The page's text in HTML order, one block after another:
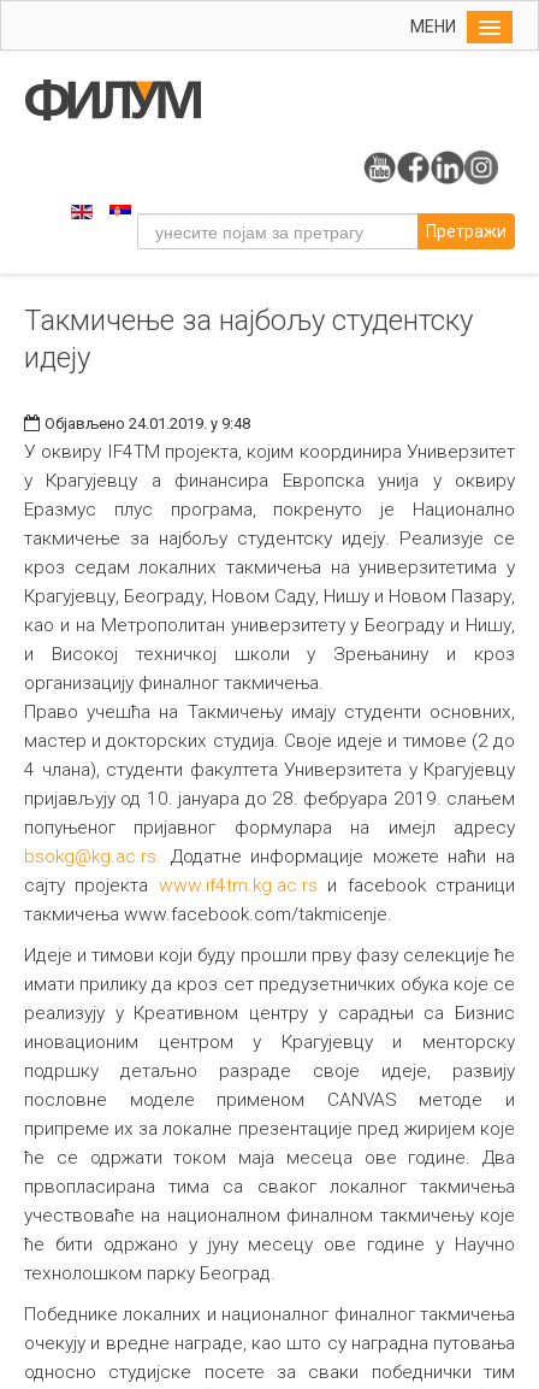
МЕНИ
Упис
Уметност
Музичка уметност
Примењена и ликовна уметност
Издаваштво
Библиотека
Међународна
Претражи
Такмичење за најбољу студентску
идеју
Објављено 24.01.2019. у 9:48
У оквиру IF4TM пројекта, којим координира Универзитет
у Крагујевцу а финансира Европска унија у оквиру
Еразмус плус програма, покренуто је Национално
такмичење за најбољу студентску идеју. Реализује се
кроз седам локалних такмичења на универзитетима у
Крагујевцу, Београду, Новом Саду, Нишу и Новом Пазару,
као и на Метрополитан универзитету у Београду и Нишу,
и Високој техничкој школи у Зрењанину и кроз
организацију финалног такмичења.
Право учешћа на Такмичењу имају студенти основних,
мастер и докторских студија. Своје идеје и тимове (2 до
4 члана), студенти факултета Универзитета у Крагујевцу
пријављују од 10. јануара до 28. фебруара 2019. слањем
попуњеног пријавног формулара на имејл адресу
bsokg@kg.ac.rs. Додатне информације можете наћи на
сајту пројекта www.if4tm.kg.ac.rs и facebook страници
такмичења www.facebook.com/takmicenje.
Идеје и тимови који буду прошли прву фазу селекције ће
имати прилику да кроз сет предузетничких обука које се
реализују у Креативном центру у сарадњи са Бизнис
иновационим центром у Крагујевцу и менторску
подршку детаљно разраде своје идеје, развију
пословне моделе применом CANVAS методе и
припреме их за локалне презентације пред жиријем које
ће се одржати током маја месеца ове године. Два
првопласирана тима са сваког локалног такмичења
учествоваће на националном финалном такмичењу које
ће бити одржано у јуну месецу ове године у Научно
технолошком парку Београд.
Победнике локалних и националног финалног такмичења
очекују и вредне награде, као што су наградна путовања
односно студијске посете за сваки победнички тим